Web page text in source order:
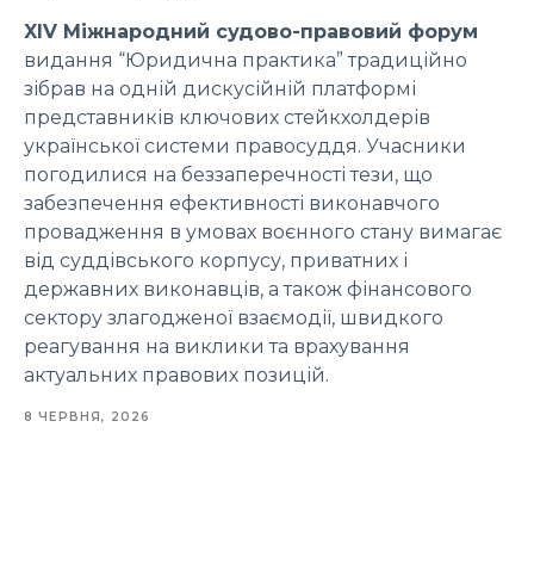
XІV Міжнародний судово-правовий форум
видання “Юридична практика” традиційно
зібрав на одній дискусійній платформі
представників ключових стейкхолдерів
української системи правосуддя. Учасники
погодилися на беззаперечності тези, що
забезпечення ефективності виконавчого
провадження в умовах воєнного стану вимагає
від суддівського корпусу, приватних і
державних виконавців, а також фінансового
сектору злагодженої взаємодії, швидкого
реагування на виклики та врахування
актуальних правових позицій.
8 ЧЕРВНЯ, 2026